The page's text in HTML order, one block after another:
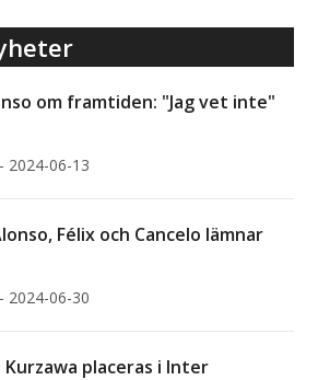
om framtiden: "Jag vet inte"
- 2024-06-13
Félix och Cancelo lämnar
- 2024-06-30
Kurzawa placeras i Inter